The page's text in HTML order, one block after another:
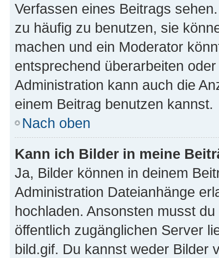
Verfassen eines Beitrags
zu häufig zu benutzen, sie
machen und ein Moderator
entsprechend überarbeiten
Administration kann auch die
einem Beitrag benutzen kannst.
Nach oben
Kann ich Bilder in meine
Ja, Bilder können in deinem
Administration Dateianhänge
hochladen. Ansonsten musst
öffentlich zugänglichen Server
bild.gif. Du kannst weder Bilder